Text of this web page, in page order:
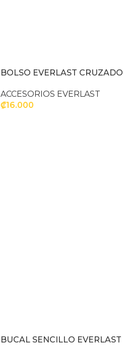
BOLSO EVERLAST CRUZADO
ACCESORIOS EVERLAST
₡16.000
BUCAL SENCILLO EVERLAST